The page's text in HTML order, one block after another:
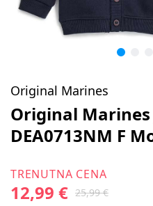
Original Marines
Original Marines
DEA0713NM F
TRENUTNA CENA
12,99 € 25,99 €